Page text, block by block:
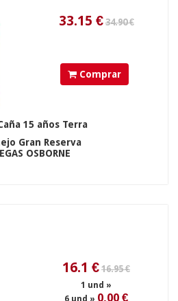
Comprar
15 años Terra
Gran Reserva
OSBORNE
16.1€